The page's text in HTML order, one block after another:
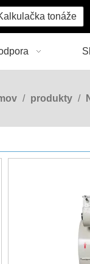
tonáže
/ produkty /